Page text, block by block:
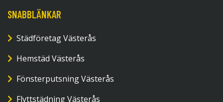
SNABBLÄNKAR
Städföretag Västerås
Hemstäd Västerås
Fönsterputsning Västerås
Flyttstädning Västerås